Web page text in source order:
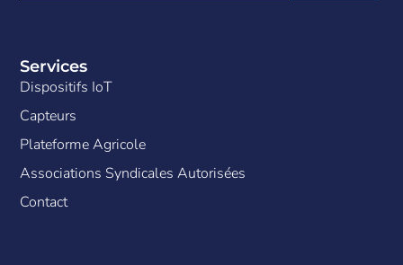
Services
Dispositifs IoT
Capteurs
Plateforme Agricole
Associations Syndicales Autorisées
Contact